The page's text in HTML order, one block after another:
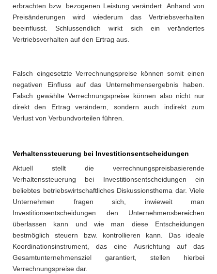
erbrachten bzw. bezogenen Leistung verändert. Anhand von
Preisänderungen wird wiederum das Vertriebsverhalten
beeinflusst. Schlussendlich wirkt sich ein verändertes
Vertriebsverhalten auf den Ertrag aus.
Falsch eingesetzte Verrechnungspreise können somit einen
negativen Einfluss auf das Unternehmensergebnis haben.
Falsch gewählte Verrechnungspreise können also nicht nur
direkt den Ertrag verändern, sondern auch indirekt zum
Verlust von Verbundvorteilen führen.
Verhaltenssteuerung bei Investitionsentscheidungen
Aktuell stellt die verrechnungspreisbasierende
Verhaltenssteuerung bei Investitionsentscheidungen ein
beliebtes betriebswirtschaftliches Diskussionsthema dar. Viele
Unternehmen fragen sich, inwieweit man
Investitionsentscheidungen den Unternehmensbereichen
überlassen kann und wie man diese Entscheidungen
bestmöglich steuern bzw. kontrollieren kann. Das ideale
Koordinationsinstrument, das eine Ausrichtung auf das
Gesamtunternehmensziel garantiert, stellen hierbei
Verrechnungspreise dar.